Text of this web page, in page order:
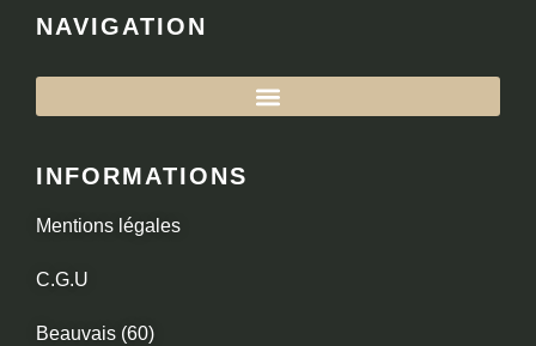
NAVIGATION
INFORMATIONS
Mentions légales
C.G.U
Beauvais (60)